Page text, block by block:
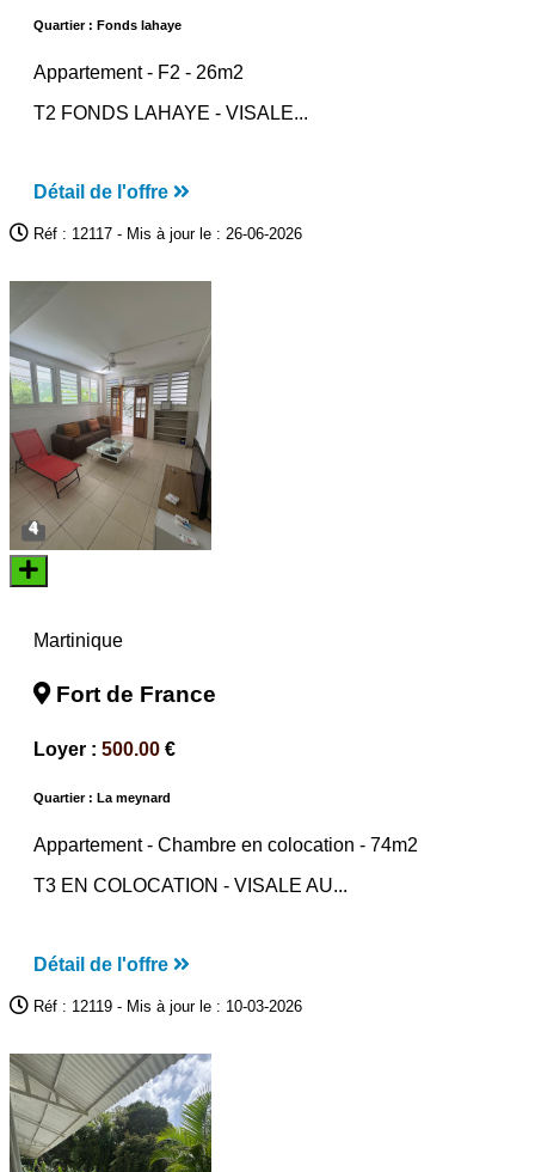
Quartier : Fonds lahaye
Appartement - F2 - 26m2
T2 FONDS LAHAYE - VISALE...
Détail de l'offre
Réf : 12117 - Mis à jour le : 26-06-2026
4
Martinique
Fort de France
Loyer : 500.00 €
Quartier : La meynard
Appartement - Chambre en colocation - 74m2
T3 EN COLOCATION - VISALE AU...
Détail de l'offre
Réf : 12119 - Mis à jour le : 10-03-2026